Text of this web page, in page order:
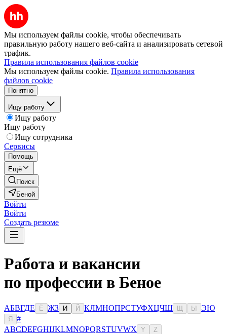
Мы используем файлы cookie, чтобы обеспечивать
правильную работу нашего веб-сайта и анализировать сетевой
трафик.
Правила использования файлов cookie
Мы используем файлы cookie. Правила использования
файлов cookie
Понятно
Ищу работу
Ищу работу
Ищу работу
Ищу сотрудника
Сервисы
Помощь
Ещё
Поиск
Беной
Войти
Войти
Создать резюме
Работа и вакансии
по профессии в Беное
АБВГДЕ Ё ЖЗ И Й КЛМНОПРСТУФХЦЧШ Ы ЭЮ
Я
#
ABCDEFGHIJKLMNOPQRSTUVWX Y Z